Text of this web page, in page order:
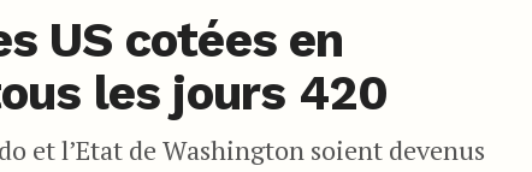
US cotées en
les jours 420
et l’Etat de Washington soient devenus